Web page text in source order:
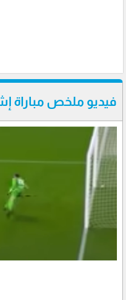
فيديو ملخص مباراة